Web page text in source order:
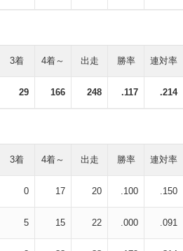
3着 4着～ 出走 勝率 連対率
29 166 248 .117 .214
3着 4着～ 出走 勝率 連対率
0 17 20 .100 .150
5 15 22 .000 .091